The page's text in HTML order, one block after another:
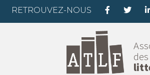
RETROUVEZ-NOUS
des